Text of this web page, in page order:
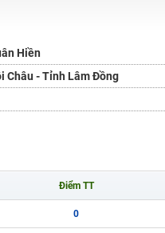
ít nhất 25 điểm
(Từ 16-18/07/2025)
2018
viên giỏi và nổi tiếng
Hiền
Châu - Tỉnh Lâm Đồng
Điểm TT
0